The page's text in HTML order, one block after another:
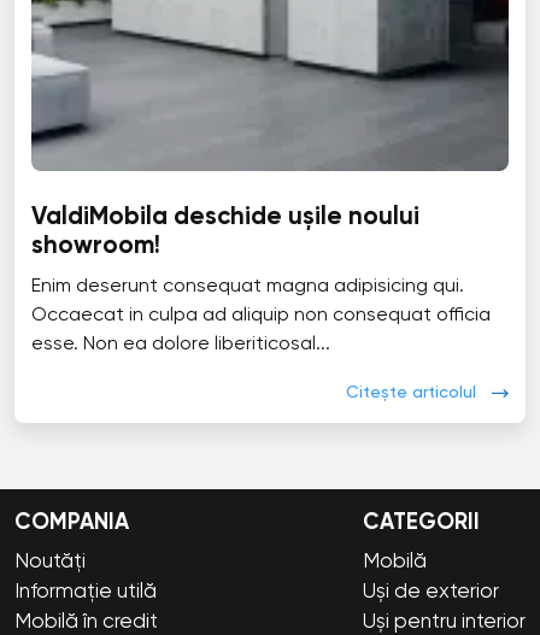
ValdiMobila deschide ușile noului
showroom!
Enim deserunt consequat magna adipisicing qui.
Occaecat in culpa ad aliquip non consequat officia
esse. Non ea dolore liberiticosal...
Citește articolul
COMPANIA
Noutăți
Informație utilă
Mobilă în credit
CATEGORII
Mobilă
Uși de exterior
Uși pentru interior